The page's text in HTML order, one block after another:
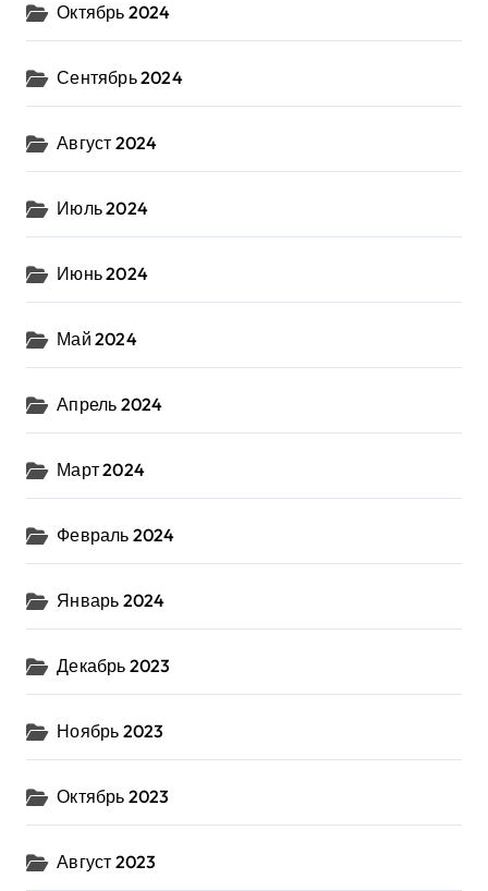
Октябрь 2024
Сентябрь 2024
Август 2024
Июль 2024
Июнь 2024
Май 2024
Апрель 2024
Март 2024
Февраль 2024
Январь 2024
Декабрь 2023
Ноябрь 2023
Октябрь 2023
Август 2023